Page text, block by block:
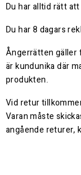
Du har alltid rätt
Du har 8 dagars
Ångerrätten gäller
är kundunika där
produkten.
Vid retur
Varan måste
angående returer,